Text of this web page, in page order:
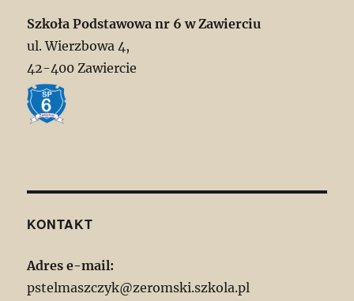
Szkoła Podstawowa nr 6 w Zawierciu
ul. Wierzbowa 4,
42-400 Zawiercie
KONTAKT
Adres e-mail:
pstelmaszczyk@zeromski.szkola.pl